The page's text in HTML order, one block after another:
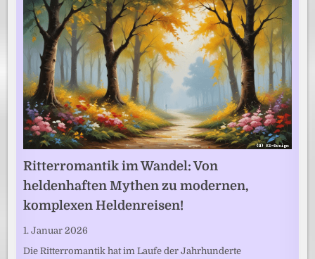
Ritterromantik im Wandel: Von
heldenhaften Mythen zu modernen,
komplexen Heldenreisen!
1. Januar 2026
Die Ritterromantik hat im Laufe der Jahrhunderte